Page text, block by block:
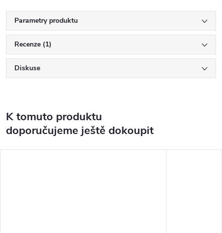
Parametry produktu
Recenze (1)
Diskuse
K tomuto produktu
doporučujeme ještě dokoupit